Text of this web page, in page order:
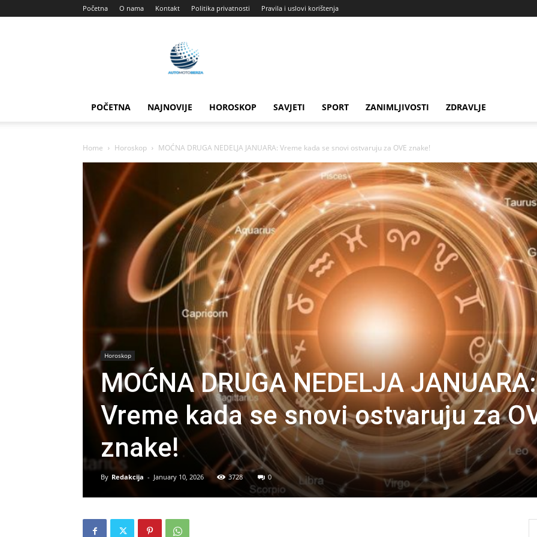
Početna O nama Kontakt Politika privatnosti Pravila i uslovi korištenja
Automotoberza
POČETNA NAJNOVIJE HOROSKOP SAVJETI SPORT ZANIMLJIVOSTI ZDRAVLJE
Home Horoskop MOĆNA DRUGA NEDELJA JANUARA: Vreme kada se snovi ostvaruju za OVE znake!
Horoskop
MOĆNA DRUGA NEDELJA JANUARA:
Vreme kada se snovi ostvaruju za
znake!
By Redakcija - January 10, 2026 3728 0